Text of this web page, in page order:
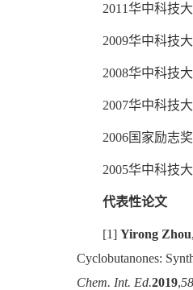
2011华中科技
2009华中科技
2008华中科技
2007华中科技
2006国家励志
2005华中科技
代表性论文
[1] Yirong Zhou
Cyclobutanones:
Chem. Int. Ed.2019,58